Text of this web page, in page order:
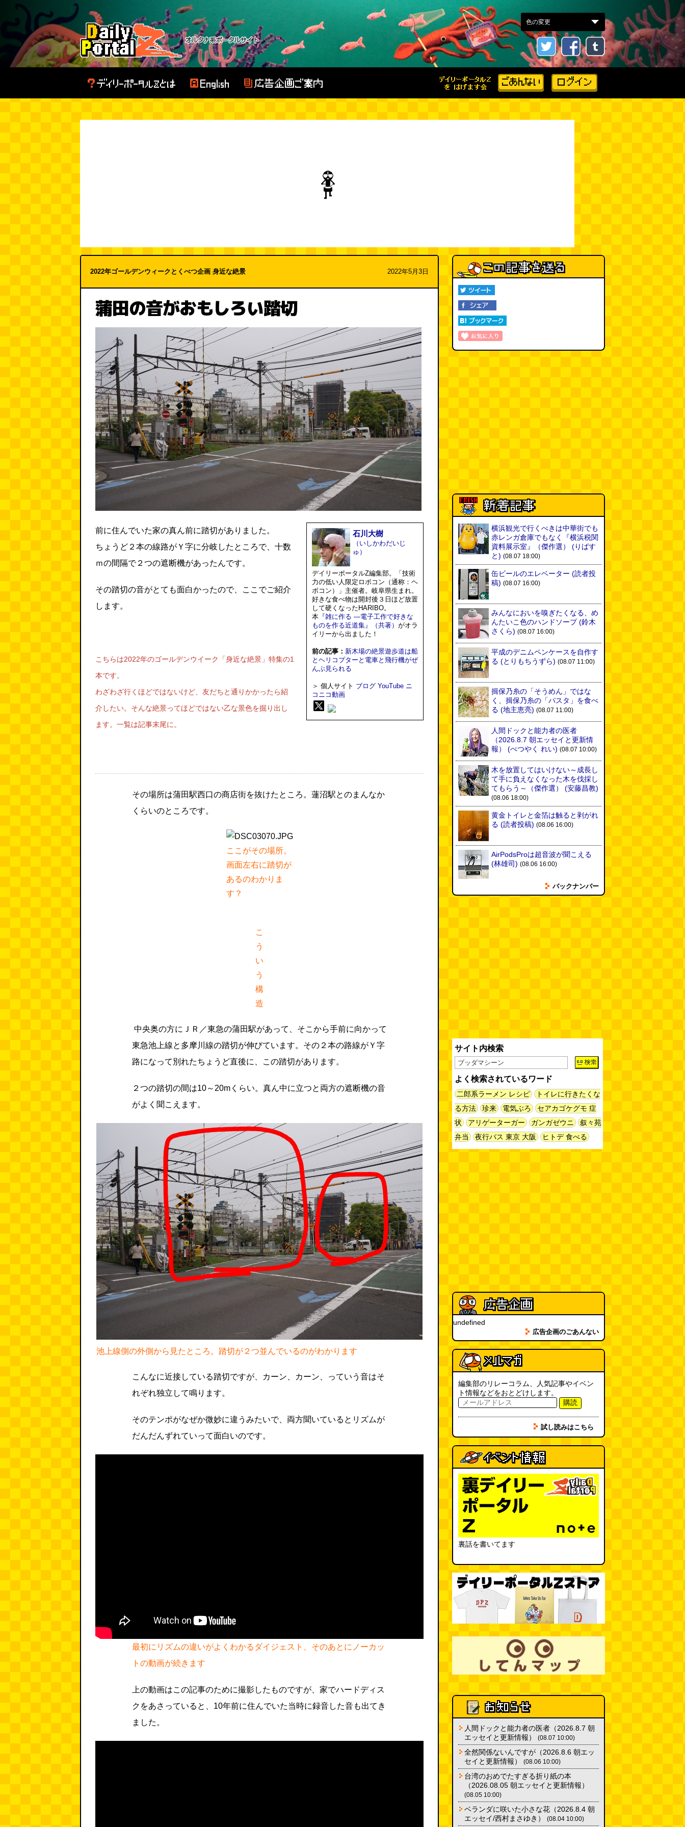
2022年ゴールデンウィークとくべつ企画 身近な絶景 2022年5月3日
蒲田の音がおもしろい踏切
前に住んでいた家の真ん前に踏切がありました。
ちょうど２本の線路がＹ字に分岐したところで、十数
ｍの間隔で２つの遮断機があったんです。
その踏切の音がとても面白かったので、ここでご紹介
します。
こちらは2022年のゴールデンウイーク「身近な絶景」特集の1
本です。
わざわざ行くほどではないけど、友だちと通りかかったら紹
介したい。そんな絶景ってほどではない乙な景色を掘り出し
ます。一覧は記事末尾に。
石川大樹
（いしかわだいじ
ゅ）
デイリーポータルZ編集部。「技術
力の低い人限定ロボコン（通称：ヘ
ボコン）」主催者。岐阜県生まれ。
好きな食べ物は開封後３日ほど放置
して硬くなったHARIBO。
本 『雑に作る ―電子工作で好きな
ものを作る近道集』（共著） がオラ
イリーから出ました！
前の記事： 新木場の絶景遊歩道は船
とヘリコプターと電車と飛行機がぜ
んぶ見られる
＞ 個人サイト ブログ YouTube ニ
コニコ動画
その場所は蒲田駅西口の商店街を抜けたところ。蓮沼駅とのまんなか
くらいのところです。
ここがその場所。
画面左右に踏切が
あるのわかりま
す？
こ
う
い
う
構
造
中央奥の方にＪＲ／東急の蒲田駅があって、そこから手前に向かって
東急池上線と多摩川線の踏切が伸びています。その２本の路線がＹ字
路になって別れたちょうど直後に、この踏切があります。
２つの踏切の間は10～20mくらい。真ん中に立つと両方の遮断機の音
がよく聞こえます。
池上線側の外側から見たところ。踏切が２つ並んでいるのがわかります
こんなに近接している踏切ですが、カーン、カーン、っていう音はそ
れぞれ独立して鳴ります。
そのテンポがなぜか微妙に違うみたいで、両方聞いているとリズムが
だんだんずれていって面白いのです。
最初にリズムの違いがよくわかるダイジェスト、そのあとにノーカッ
トの動画が続きます
上の動画はこの記事のために撮影したものですが、家でハードディス
クをあさっていると、10年前に住んでいた当時に録音した音も出てき
ました。
横浜観光で行くべきは中華街でも
赤レンガ倉庫でもなく『横浜税関
資料展示室』（傑作選）
(りばす
と) (08.07 18:00)
缶ビールのエレベーター (読者投
稿) (08.07 16:00)
みんなにおいを嗅ぎたくなる、め
んたいこ色のハンドソープ(鈴木
さくら) (08.07 16:00)
平成のデニムペンケースを自作す
る (とりもちうずら) (08.07 11:00)
揖保乃糸の「そうめん」ではな
く、揖保乃糸の「パスタ」を食べ
る (地主恵亮) (08.07 11:00)
人間ドックと能力者の医者
（2026.8.7 朝エッセイと更新情
報）
(べつやく れい) (08.07 10:00)
木を放置してはいけない～成長し
て手に負えなくなった木を伐採し
てもらう～（傑作選）
(安藤昌教)
(08.06 18:00)
黄金トイレと金箔は触ると剥がれ
る (読者投稿) (08.06 16:00)
AirPodsProは超音波が聞こえる
(林雄司) (08.06 16:00)
姉がはまったガムランに自分もは
ヘアスタイルが3Dになっている
美容室の看板
(08.05
16:00)
皿に乗った豚バラブロックの指輪
(べつやく れい) (08.05 16:00)
フエラムネをさらに笛っぽくした
らホイッスルになりました(爲房
新太朗) (08.05 11:00)
てました(読者投稿)
(べつやく れい) (08.04 16:00)
「モグラ駅」で有名な土合駅……
実は真の秘境駅はお隣の湯檜曽駅
だった(ぼっちのazumiさん)
(08.04 11:00)
【大調査】現代人は普通に生活し
ていると一日に何曲聞くことにな
(石井公二) (08.04 11:00)
ベランダに咲いた小さな花
（2026.8.4 朝エッセイ/西村まさ
ゆき）(西村まさゆき) (08.04
10:00)
SDカードのケチャップ和え / う
っかりデイリー 2026年8月1日号
(デイリーポータルZ)
現役、コスモスの自販機(読者投
稿) (08.03 16:00)
取り残された木(ほり) (08.03
16:00)
「入力中…」の動きを対面の会話
で表現したい(んちゅたぐい)
ミンティアで汗がおさえられるの
は本当か(べつやく れい) (08.03
11:00)
新情報） (ほり)
バックナンバー
サイト内検索
よく検索されているワード
二郎系ラーメン レシピ
トイレに行きたくな
る方法
珍来 電気ぶろ
セアカゴケグモ 症
状
アリゲーターガー ガンガゼウニ
叙々苑
弁当
夜行バス 東京 大阪 ヒトデ 食べる
undefined
広告企画のごあんない
編集部のリレーコラム、人気記事やイベン
ト情報などをおとどけします。
購読
試し読みはこちら
裏話を書いてます
人間ドックと能力者の医者（2026.8.7 朝
エッセイと更新情報）
(08.07 10:00)
全然関係ないんですが（2026.8.6 朝エッ
セイと更新情報）
(08.06 10:00)
台湾のおめでたすぎる折り紙の本
（2026.08.05 朝エッセイと更新情報）
(08.05 10:00)
ベランダに咲いた小さな花（2026.8.4 朝
エッセイ/西村まさゆき）
(08.04 10:00)